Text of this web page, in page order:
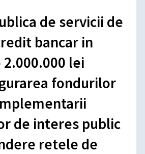
de servicii de
bancar in
lei
fondurilor
de interes public
retele de